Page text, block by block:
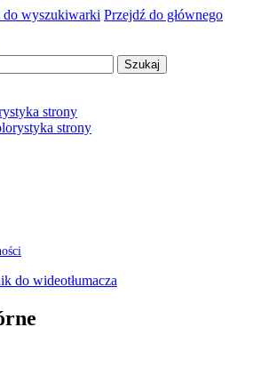
do wyszukiwarki Przejdź do głównego
do wideotłumacza